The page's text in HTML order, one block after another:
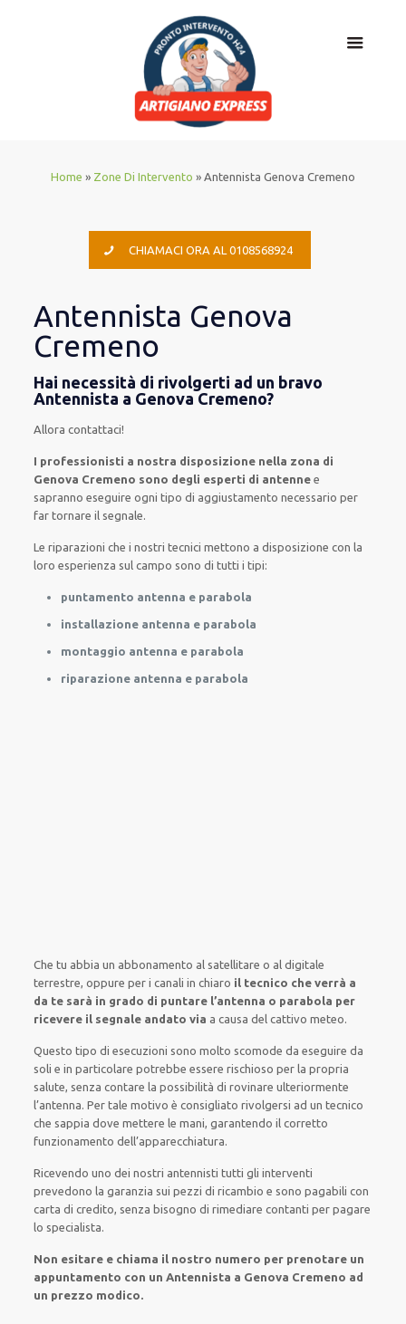
Home » Zone Di Intervento » Antennista Genova Cremeno
CHIAMACI ORA AL 0108568924
Antennista Genova
Cremeno
Hai necessità di rivolgerti ad un bravo
Antennista a Genova Cremeno?
Allora contattaci!
I professionisti a nostra disposizione nella zona di
Genova Cremeno sono degli esperti di antenne e
saprannoeseguire ogni tipo di aggiustamento necessario per
far tornare il segnale.
Le riparazioni che i nostritecnici mettono a disposizione con la
loro esperienza sul campo sono di tutti i tipi:
puntamento antenna e parabola
installazione antenna e parabola
montaggio antenna e parabola
riparazione antenna e parabola
Che tu abbia un abbonamento al satellitare o al digitale
terrestre, oppure per i canaliin chiaro il tecnico che verrà a
da te sarà in grado di puntare l’antenna o parabola per
ricevere il segnale andato via a causa del cattivo meteo.
Questo tipo diesecuzioni sono molto scomode daeseguire da
soliein particolare potrebbeessere rischioso per la propria
salute, senza contare la possibilità dirovinare ulteriormente
l’antenna. Per tale motivo è consigliato rivolgersi ad untecnico
che sappiadove mettere le mani, garantendo ilcorretto
funzionamento dell’apparecchiatura.
Ricevendo uno dei nostri antennisti tutti gli interventi
prevedono la garanzia sui pezzi di ricambio e sono pagabili con
carta di credito, senza bisogno dirimediare contanti per pagare
lo specialista.
Non esitare e chiama il nostro numero per prenotare un
appuntamento con un Antennista a Genova Cremeno ad
un prezzo modico.